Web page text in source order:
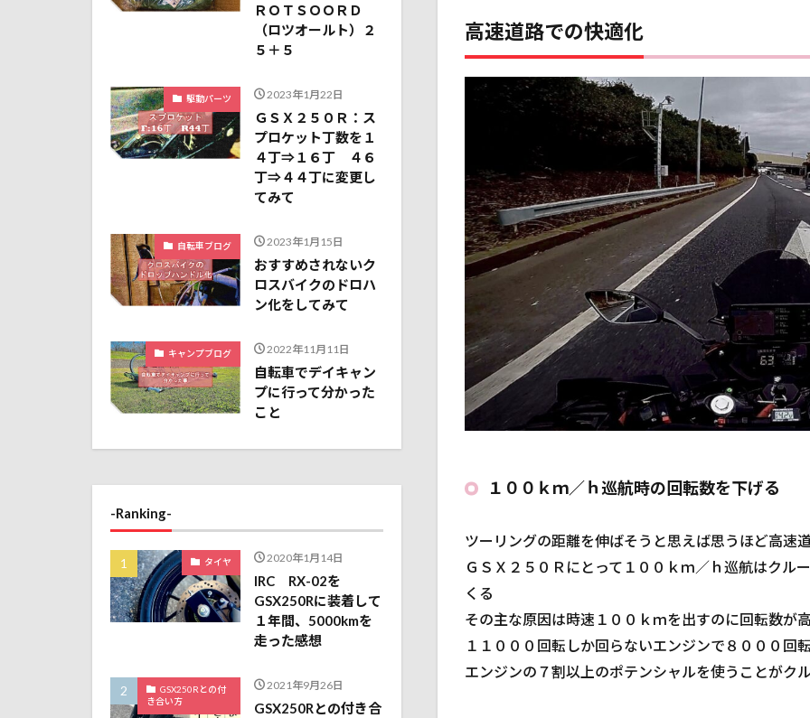
化
1.2
疲労
軽減
故、
フロ
ント
１６
丁
リア
丁な
のか
ス
プ
ケ
丁
変
更
に
使
用
し
部
高速道路での快適化
１００ｋｍ／ｈ巡航時の回転数を下げる
ツーリングの距離を伸ばそうと思えば思うほど高速
ＧＳＸ２５０Ｒにとって１００ｋｍ／ｈ巡航はクル
くる
その主な原因は時速１００ｋｍを出すのに回転数が
１１０００回転しか回らないエンジンで８０００回
エンジンの７割以上のポテンシャルを使うことがク
ＲＯＴＳＯＯＲＤ
（ロツオールト）２
５＋５
駆動パーツ 2023年1月22日
ＧＳＸ２５０Ｒ：ス
プロケット丁数を１
４丁⇒１６丁 ４６
丁⇒４４丁に変更し
てみて
自転車ブログ 2023年1月15日
おすすめされないク
ロスバイクのドロハ
ン化をしてみて
キャンプブログ 2022年11月11日
自転車でデイキャン
プに行って分かった
こと
-Ranking-
タイヤ 2020年1月14日
IRC RX-02を
GSX250Rに装着して
１年間、5000kmを
走った感想
GSX250Rとの付
き合い方
2021年9月26日
GSX250Rとの付き合